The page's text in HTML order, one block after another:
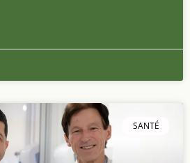
SANTÉ